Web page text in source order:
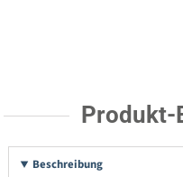
Produkt-
Beschreibung